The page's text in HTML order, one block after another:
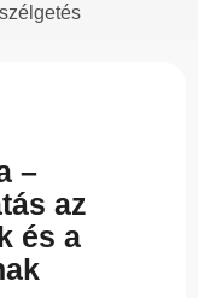
–
az
és a